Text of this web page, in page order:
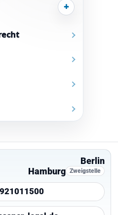
+
Berlin
Hamburg Zweigstelle